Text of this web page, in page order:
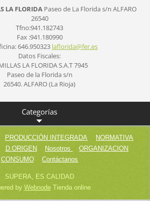
LA FLORIDA Paseo de La Florida s/n ALFARO
26540
Tfno:941.182743
Fax :941.180990
646.950323 laflorida@fer.es
Datos Fiscales:
LA FLORIDA S.A.T 7945
Paseo de la Florida s/n
26540. ALFARO (La Rioja)
Categorías
PRODUCCIÓN INTEGRADA
NORMATIVA
D.ORIGEN Nosotros
ORGANIZACION
CONSUMO
Contáctanos
SUPERA, ES CALIDAD
byWebnodeTienda online